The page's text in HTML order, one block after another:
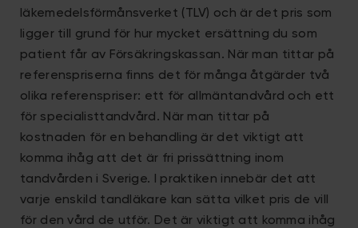
läkemedelsförmånsverket (TLV) och är det pris som
ligger till grund för hur mycket ersättning du som
patient får av Försäkringskassan. När man tittar på
referenspriserna finns det för många åtgärder två
olika referenspriser: ett för allmäntandvård och ett
för specialisttandvård. När man tittar på
kostnaden för en behandling är det viktigt att
komma ihåg att det är fri prissättning inom
tandvården i Sverige. I praktiken innebär det att
varje enskild tandläkare kan sätta vilket pris de vill
för den vård de utför. Det är viktigt att komma ihåg